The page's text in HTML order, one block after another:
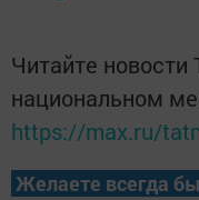
Читайте новости
национальном
https://max.ru/
Желаете всегда